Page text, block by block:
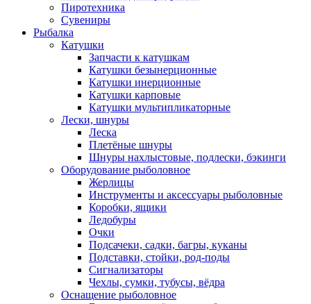
Пиротехника
Сувениры
Рыбалка
Катушки
Запчасти к катушкам
Катушки безынерционные
Катушки инерционные
Катушки карповые
Катушки мультипликаторные
Лески, шнуры
Леска
Плетёные шнуры
Шнуры нахлыстовые, подлески, бэкинги
Оборудование рыболовное
Жерлицы
Инструменты и аксессуары рыболовные
Коробки, ящики
Ледобуры
Очки
Подсачеки, садки, багры, куканы
Подставки, стойки, род-поды
Сигнализаторы
Чехлы, сумки, тубусы, вёдра
Оснащение рыболовное